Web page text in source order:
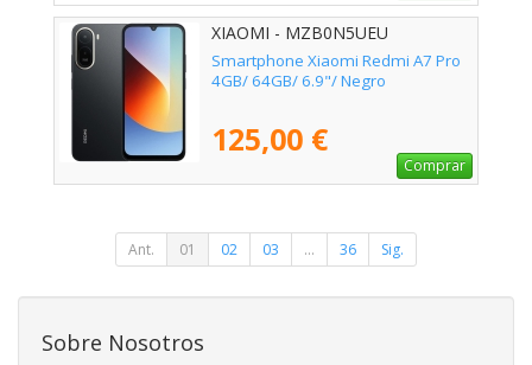
XIAOMI - MZB0N5UEU
Smartphone Xiaomi Redmi A7 Pro
4GB/ 64GB/ 6.9"/ Negro
125,00 €
Comprar
Ant. 01 02 03 ... 36 Sig.
Sobre Nosotros